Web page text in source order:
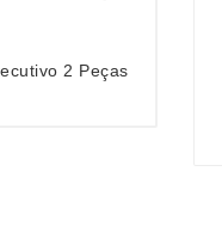
2 Peças